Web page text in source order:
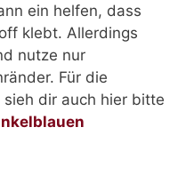
ein helfen, dass
klebt. Allerdings
nutze nur
Für die
dir auch hier bitte